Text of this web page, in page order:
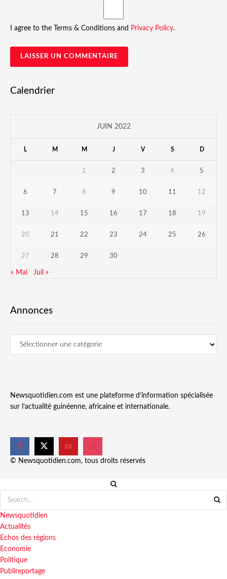
I agree to the Terms & Conditions and Privacy Policy.
Calendrier
JUIN 2022
L M M J V S D
1 2 3 4 5
6 7 8 9 10 11 12
13 14 15 16 17 18 19
20 21 22 23 24 25 26
27 28 29 30
« Mai Juil »
Annonces
Newsquotidien.com est une plateforme d’information spécialisée
sur l’actualité guinéenne, africaine et internationale.
© Newsquotidien.com, tous droits réservés
Newsquotidien
Actualités
Echos des régions
Economie
Politique
Publireportage